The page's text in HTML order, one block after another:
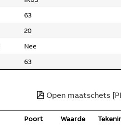
63
20
Nee
63
Open maatschets
Poort Waarde